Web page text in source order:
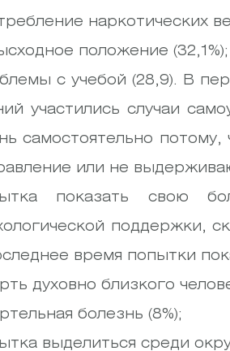
наркотических
положение (32,1%);
с учебой (28,9). В
участились случаи
самостоятельно
или не
показать свою
поддержки,
время попытки
духовно близкого
болезнь (8%);
выделиться среди